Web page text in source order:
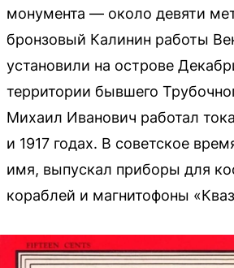
монумента — около девяти
бронзовый Калинин работы
установили на острове
территории бывшего
Михаил Иванович работал
и 1917 годах. В советское
имя, выпускал приборы для
кораблей и магнитофоны